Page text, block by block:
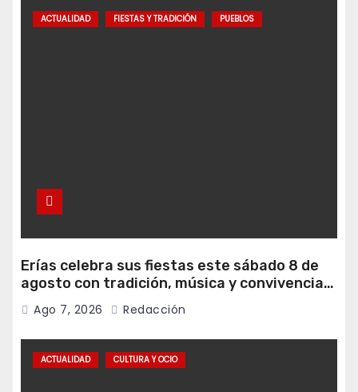
ACTUALIDAD FIESTAS Y TRADICIÓN PUEBLOS
Erías celebra sus fiestas este sábado 8 de
agosto con tradición, música y convivencia
vecinal
Ago 7, 2026 Redacción
ACTUALIDAD CULTURA Y OCIO